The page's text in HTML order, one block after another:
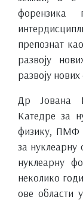
форензика
препознат
развоју
развоју
Др Јована
Катедре за
физику, ПМФ
за нуклеарну
нуклеарну
неколико
ове области